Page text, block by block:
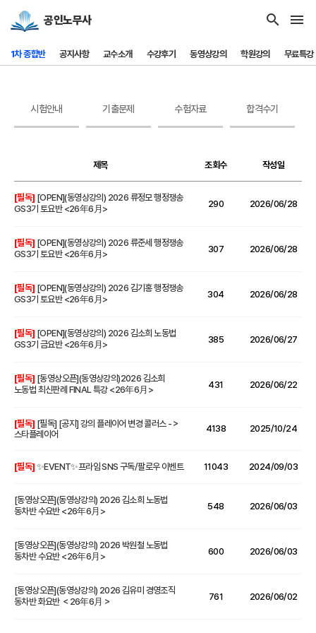
공인노무사 search menu
1차 종합반 공지사항 교수소개 수강후기 동영상강의 학원강의 무료특강
시험안내 기출문제 수험자료 합격수기
제목 조회수 작성일
[필독] [OPEN](동영상강의) 2026 류정모 행정쟁송
GS3기 토요반 <26年6月>
290 2026/06/28
[필독] [OPEN](동영상강의) 2026 류준세 행정쟁송
GS3기 토요반 <26年6月>
307 2026/06/28
[필독] [OPEN](동영상강의) 2026 김기홍 행정쟁송
GS3기 토요반 <26年6月>
304 2026/06/28
[필독] [OPEN](동영상강의) 2026 김소희 노동법
GS3기 금요반 <26年6月>
385 2026/06/27
[필독] [동영상오픈](동영상강의)2026 김소희
노동법 최신판례 FINAL 특강 <26年6月>
431 2026/06/22
[필독] [필독] [공지] 강의 플레이어 변경 콜러스 -＞
스타플레이어
4138 2025/10/24
[필독] ✨EVENT✨프라임 SNS 구독/팔로우 이벤트 11043 2024/09/03
[동영상오픈](동영상강의) 2026 김소희 노동법
동차반 수요반 <26年6月>
548 2026/06/03
[동영상오픈](동영상강의) 2026 박원철 노동법
동차반 수요반 <26年6月>
600 2026/06/03
[동영상오픈](동영상강의) 2026 김유미 경영조직
동차반 화요반 ＜26年6月＞
761 2026/06/02